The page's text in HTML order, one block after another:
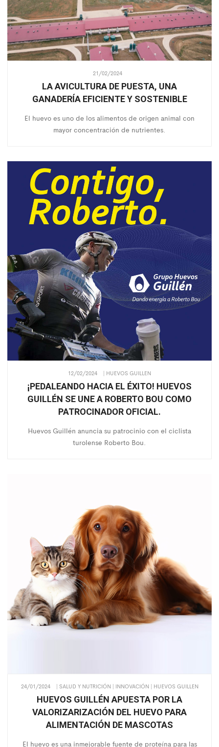
21/02/2024
LA AVICULTURA DE PUESTA, UNA
GANADERÍA EFICIENTE Y SOSTENIBLE
El huevo es uno de los alimentos de origen animal con
mayor concentración de nutrientes.
12/02/2024 | HUEVOS GUILLEN
¡PEDALEANDO HACIA EL ÉXITO! HUEVOS
GUILLÉN SE UNE A ROBERTO BOU COMO
PATROCINADOR OFICIAL.
Huevos Guillén anuncia su patrocinio con el ciclista
turolense Roberto Bou.
24/01/2024 | SALUD Y NUTRICIÓN | INNOVACIÓN | HUEVOS GUILLEN
HUEVOS GUILLÉN APUESTA POR LA
VALORIZARIZACIÓN DEL HUEVO PARA
ALIMENTACIÓN DE MASCOTAS
El huevo es una inmejorable fuente de proteína para las